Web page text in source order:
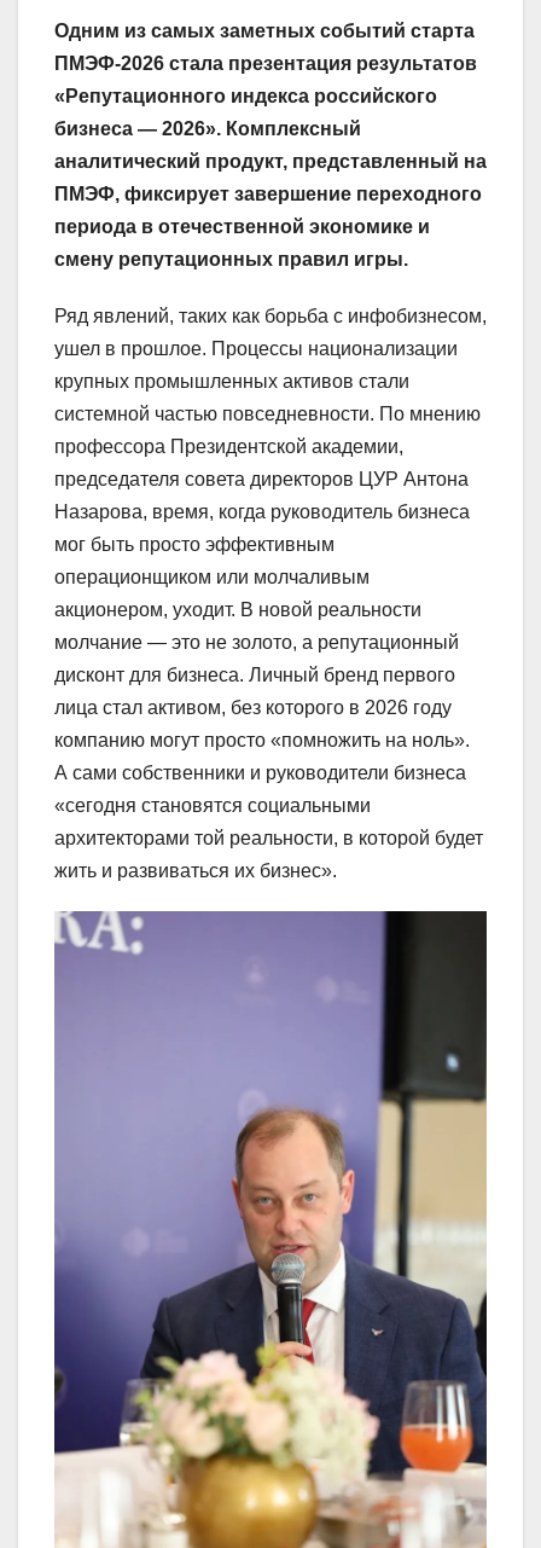
Одним из самых заметных событий старта
ПМЭФ-2026 стала презентация результатов
«Репутационного индекса российского
бизнеса — 2026». Комплексный
аналитический продукт, представленный на
ПМЭФ, фиксирует завершение переходного
периода в отечественной экономике и
смену репутационных правил игры.
Ряд явлений, таких как борьба с инфобизнесом,
ушел в прошлое. Процессы национализации
крупных промышленных активов стали
системной частью повседневности. По мнению
профессора Президентской академии,
председателя совета директоров ЦУР Антона
Назарова, время, когда руководитель бизнеса
мог быть просто эффективным
операционщиком или молчаливым
акционером, уходит. В новой реальности
молчание — это не золото, а репутационный
дисконт для бизнеса. Личный бренд первого
лица стал активом, без которого в 2026 году
компанию могут просто «помножить на ноль».
А сами собственники и руководители бизнеса
«сегодня становятся социальными
архитекторами той реальности, в которой будет
жить и развиваться их бизнес».